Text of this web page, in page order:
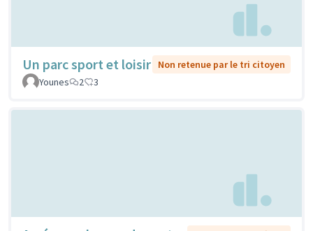
Un parc sport et loisir
Non retenue par le tri citoyen
Younes
2 3